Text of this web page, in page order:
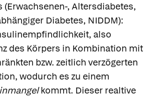
(Erwachsenen-, Altersdiabetes,
Diabetes, NIDDM):
also
des Körpers in Kombination mit
bzw. zeitlich verzögerten
wodurch es zu einem
kommt. Dieser realtive